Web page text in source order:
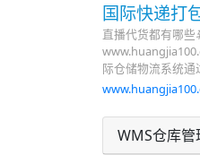
国际快递打
直播代货都有哪些
际仓储物流系统
WMS仓库管